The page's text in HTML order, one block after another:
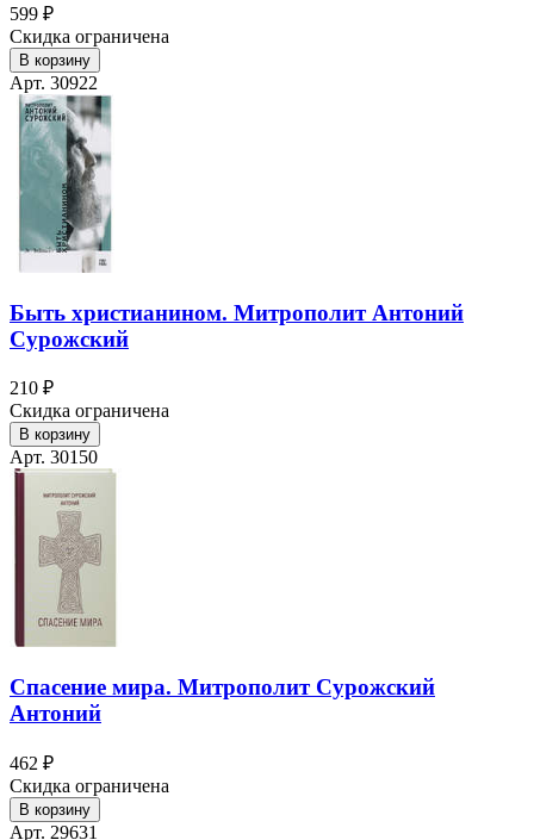
599 ₽
Скидка ограничена
В корзину
Арт. 30922
Быть христианином. Митрополит Антоний
Сурожский
210 ₽
Скидка ограничена
В корзину
Арт. 30150
Спасение мира. Митрополит Сурожский
Антоний
462 ₽
Скидка ограничена
В корзину
Арт. 29631